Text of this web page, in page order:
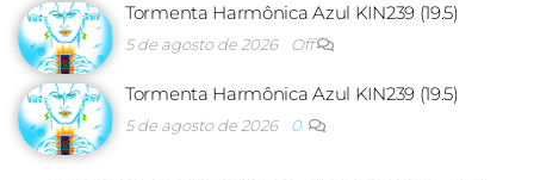
Tormenta Harmônica Azul KIN239 (19.5)
5 de agosto de 2026 Off
Tormenta Harmônica Azul KIN239 (19.5)
5 de agosto de 2026 0